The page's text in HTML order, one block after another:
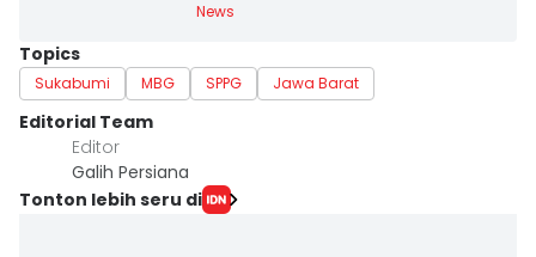
News
Topics
Sukabumi MBG SPPG Jawa Barat
Editorial Team
Editor
Galih Persiana
Tonton lebih seru di